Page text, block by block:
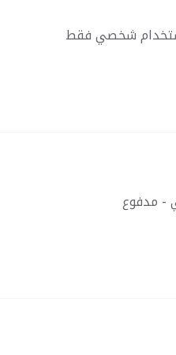
شخصي فقط
- مدفوع